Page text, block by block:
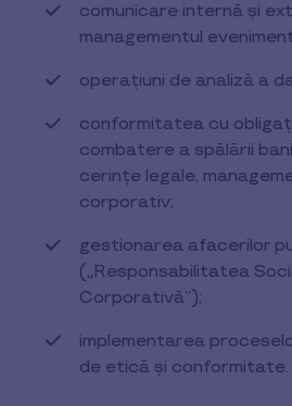
comunicare internă și
managementul
operațiuni de analiză a
conformitatea cu
combatere a spălării
cerințe legale,
corporativ;
gestionarea afacerilor
(„Responsabilitatea
Corporativă”);
implementarea
de etică și conformitate.